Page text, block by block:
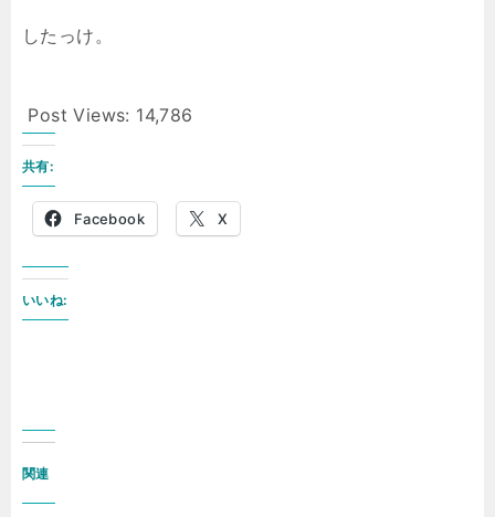
したっけ。
Post Views: 14,786
共有:
Facebook X
いいね:
関連